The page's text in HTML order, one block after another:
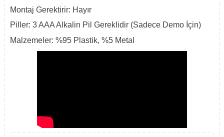
Montaj Gerektirir: Hayır
Piller: 3 AAA Alkalin Pil Gereklidir (Sadece Demo İçin)
Malzemeler: %95 Plastik, %5 Metal